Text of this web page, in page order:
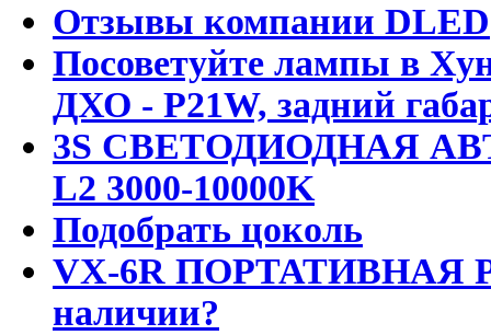
Отзывы компании DLED
Посоветуйте лампы в
ДХО - P21W, задний
3S СВЕТОДИОДНАЯ
L2 3000-10000K
Подобрать цоколь
VX-6R ПОРТАТИВНАЯ
наличии?